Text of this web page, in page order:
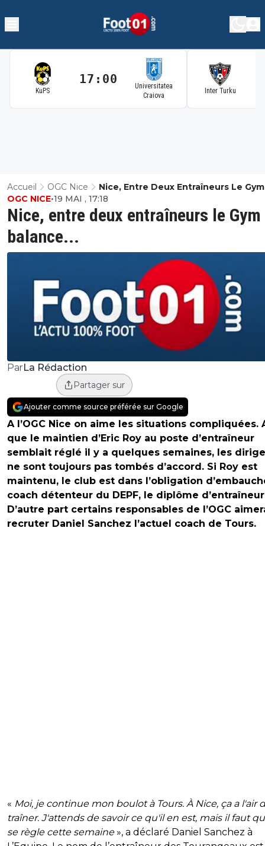
KuPS
17:00
Universitatea
Craiova
Inter Turku
Accueil OGC Nice
Nice, Entre Deux Entraîneurs Le Gym
Balance...
Nice, entre deux entraîneurs le Gym
balance...
OGC NICE•19 MAI , 17:18
ParLa Rédaction
Partager sur
Ajouter comme source préférée sur Google
A l’OGC Nice on aime les situations compliquées.
que le maintien d’Eric Roy au poste d’entraîneur
semblait réglé il y a quelques semaines, les
ne sont toujours pas tombés d’accord. Si Roy est
maintenu, le club est dans l’obligation
coach détenteur du DEPF, le diplôme
D’autre part certains responsables de l’OGC
recruter Daniel Sanchez l’actuel coach de Tours.
« Moi, je continue mon boulot à Tours. À Nice, ça a l'air
traîner. J'attends de savoir ce qu'il en est, mais il faut
se règle cette semaine», a déclaré Daniel Sanchez à